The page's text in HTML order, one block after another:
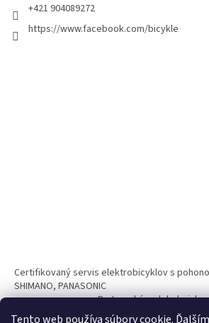
Tento web používa súbory cookie.
+421 904089272
https://www.facebook.com/bicykle
Certifikovaný servis elektrobicyklov s
SHIMANO, PANASONIC
Partnerský web